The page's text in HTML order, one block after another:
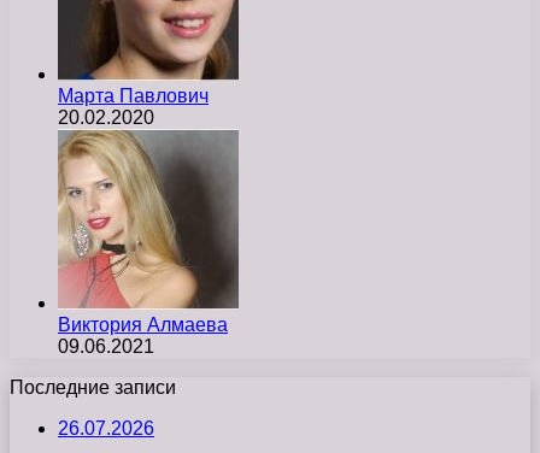
Марта Павлович
20.02.2020
Виктория Алмаева
09.06.2021
Последние записи
26.07.2026